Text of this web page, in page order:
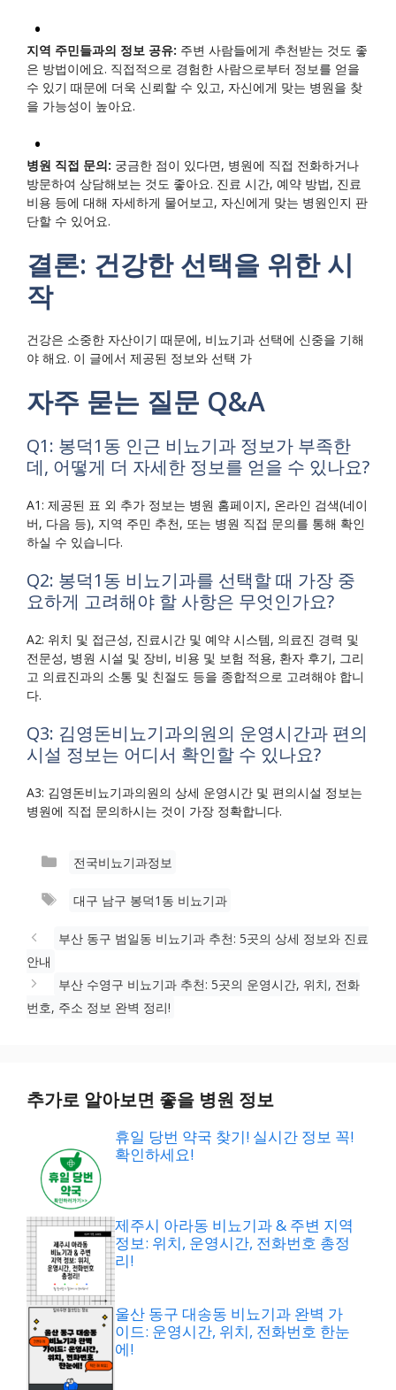
지역 주민들과의 정보 공유: 주변 사람들에게 추천받는 것도 좋
은 방법이에요. 직접적으로 경험한 사람으로부터 정보를 얻을
수 있기 때문에 더욱 신뢰할 수 있고, 자신에게 맞는 병원을 찾
을 가능성이 높아요.
병원 직접 문의: 궁금한 점이 있다면, 병원에 직접 전화하거나
방문하여 상담해보는 것도 좋아요. 진료 시간, 예약 방법, 진료
비용 등에 대해 자세하게 물어보고, 자신에게 맞는 병원인지 판
단할 수 있어요.
결론: 건강한 선택을 위한 시
작
건강은 소중한 자산이기 때문에, 비뇨기과 선택에 신중을 기해
야 해요. 이 글에서 제공된 정보와 선택 가
자주 묻는 질문 Q&A
Q1: 봉덕1동 인근 비뇨기과 정보가 부족한
데, 어떻게 더 자세한 정보를 얻을 수 있나요?
A1: 제공된 표 외 추가 정보는 병원 홈페이지, 온라인 검색(네이
버, 다음 등), 지역 주민 추천, 또는 병원 직접 문의를 통해 확인
하실 수 있습니다.
Q2: 봉덕1동 비뇨기과를 선택할 때 가장 중
요하게 고려해야 할 사항은 무엇인가요?
A2: 위치 및 접근성, 진료시간 및 예약 시스템, 의료진 경력 및
전문성, 병원 시설 및 장비, 비용 및 보험 적용, 환자 후기, 그리
고 의료진과의 소통 및 친절도 등을 종합적으로 고려해야 합니
다.
Q3: 김영돈비뇨기과의원의 운영시간과 편의
시설 정보는 어디서 확인할 수 있나요?
A3: 김영돈비뇨기과의원의 상세 운영시간 및 편의시설 정보는
병원에 직접 문의하시는 것이 가장 정확합니다.
카
고
전국비뇨기과정보
태
대구 남구 봉덕1동 비뇨기과
부산 동구 범일동 비뇨기과 추천: 5곳의 상세 정보와 진료
안내
부산 수영구 비뇨기과 추천: 5곳의 운영시간, 위치, 전화
번호, 주소 정보 완벽 정리!
추가로 알아보면 좋을 병원 정보
휴일 당번 약국 찾기! 실시간 정보 꼭!
확인하세요!
제주시 아라동 비뇨기과 & 주변 지역
정보: 위치, 운영시간, 전화번호 총정
리!
울산 동구 대송동 비뇨기과 완벽 가
이드: 운영시간, 위치, 전화번호 한눈
에!